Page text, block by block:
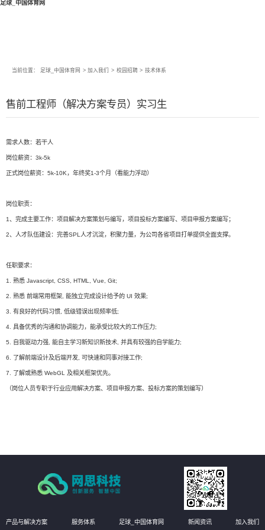
足球_中国体育网
当前位置： 足球_中国体育网 > 加入我们 > 校园招聘 > 技术体系
售前工程师（解决方案专员）实习生
需求人数：若干人
岗位薪资：3k-5k
正式岗位薪资：5k-10K，年终奖1-3个月（看能力浮动）
岗位职责：
1、完成主要工作：项目解决方案策划与编写，项目投标方案编写、项目申报方案编写；
2、人才队伍建设：完善SPL人才沉淀，积聚力量，为公司各省项目打单提供全面支撑。
任职要求：
1. 熟悉 Javascript, CSS, HTML, Vue, Git;
2. 熟悉 前端常用框架, 能独立完成设计给予的 UI 效果;
3. 有良好的代码习惯, 低级错误出现频率低;
4. 具备优秀的沟通和协调能力，能承受比较大的工作压力;
5. 自我驱动力强, 能自主学习新知识新技术, 并具有较强的自学能力;
6. 了解前端设计及后端开发, 可快速和同事对接工作;
7. 了解或熟悉 WebGL 及相关框架优先。
（岗位人员专职于行业应用解决方案、项目申报方案、投标方案的策划编写）
产品与解决方案 服务体系 足球_中国体育网 新闻资讯 加入我们